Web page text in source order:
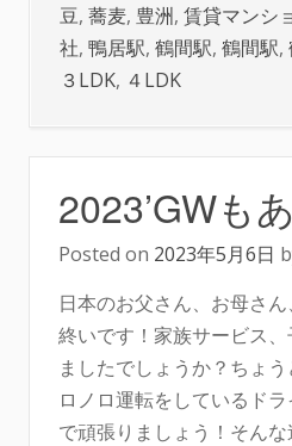
豆, 蕎麦, 豊洲, 賃貸マンシ
社, 鴨居駅, 鶴間駅, 鶴間駅,
３LDK, ４LDK
2023’GWも
Posted on 2023年5月6日
日本のお父さん、お母さ
終いです！家族サービス
ましたでしょうか？ちょ
ロノロ運転をしているド
で頑張りましょう！そん